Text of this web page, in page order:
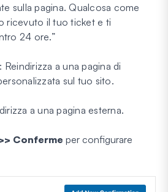
sulla pagina. Qualcosa come
ricevuto il tuo ticket e ti
24 ore.”
: Reindirizza a una pagina di
sul tuo sito.
a una pagina esterna.
Conferme per configurare